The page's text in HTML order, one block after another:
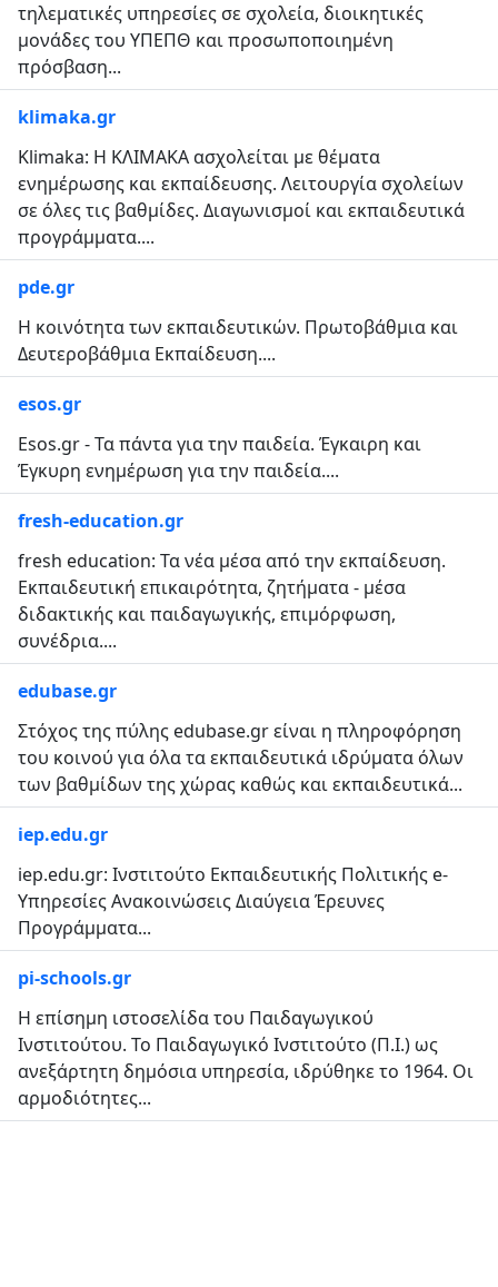
τηλεματικές υπηρεσίες σε σχολεία, διοικητικές
μονάδες του ΥΠΕΠΘ και προσωποποιημένη
πρόσβαση...
klimaka.gr
Klimaka: Η ΚΛΙΜΑΚΑ ασχολείται με θέματα
ενημέρωσης και εκπαίδευσης. Λειτουργία σχολείων
σε όλες τις βαθμίδες. Διαγωνισμοί και εκπαιδευτικά
προγράμματα....
pde.gr
Η κοινότητα των εκπαιδευτικών. Πρωτοβάθμια και
Δευτεροβάθμια Εκπαίδευση....
esos.gr
Esos.gr - Τα πάντα για την παιδεία. Έγκαιρη και
Έγκυρη ενημέρωση για την παιδεία....
fresh-education.gr
fresh education: Τα νέα μέσα από την εκπαίδευση.
Εκπαιδευτική επικαιρότητα, ζητήματα - μέσα
διδακτικής και παιδαγωγικής, επιμόρφωση,
συνέδρια....
edubase.gr
Στόχος της πύλης edubase.gr είναι η πληροφόρηση
του κοινού για όλα τα εκπαιδευτικά ιδρύματα όλων
των βαθμίδων της χώρας καθώς και εκπαιδευτικά...
iep.edu.gr
iep.edu.gr: Ινστιτούτο Εκπαιδευτικής Πολιτικής e-
Υπηρεσίες Ανακοινώσεις Διαύγεια Έρευνες
Προγράμματα...
pi-schools.gr
Η επίσημη ιστοσελίδα του Παιδαγωγικού
Ινστιτούτου. Το Παιδαγωγικό Ινστιτούτο (Π.Ι.) ως
ανεξάρτητη δημόσια υπηρεσία, ιδρύθηκε το 1964. Οι
αρμοδιότητες...